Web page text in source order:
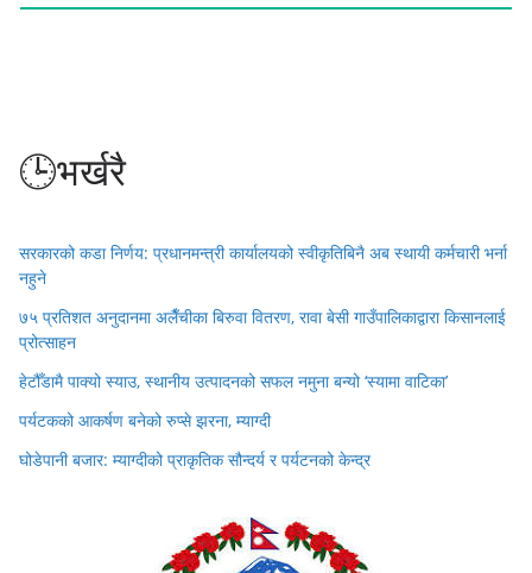
🕒भर्खरै
सरकारको कडा निर्णय: प्रधानमन्त्री कार्यालयको स्वीकृतिबिनै अब स्थायी कर्मचारी भर्ना
नहुने
७५ प्रतिशत अनुदानमा अलैँचीका बिरुवा वितरण, रावा बेसी गाउँपालिकाद्वारा किसानलाई
प्रोत्साहन
हेटौँडामै पाक्यो स्याउ, स्थानीय उत्पादनको सफल नमुना बन्यो ‘स्यामा वाटिका’
पर्यटकको आकर्षण बनेको रुप्से झरना, म्याग्दी
घोडेपानी बजार: म्याग्दीको प्राकृतिक सौन्दर्य र पर्यटनको केन्द्र